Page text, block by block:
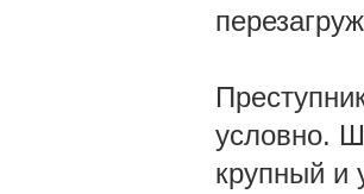
условно.
крупный и